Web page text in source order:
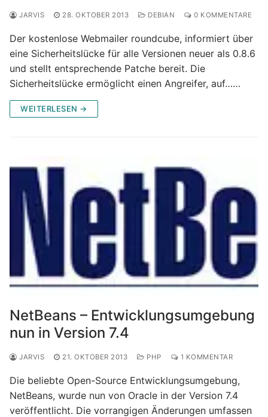
JARVIS 28. OKTOBER 2013 DEBIAN 0 KOMMENTARE
Der kostenlose Webmailer roundcube, informiert über
eine Sicherheitslücke für alle Versionen neuer als 0.8.6
und stellt entsprechende Patche bereit. Die
Sicherheitslücke ermöglicht einen Angreifer, auf……
WEITERLESEN →
NetBeans – Entwicklungsumgebung
nun in Version 7.4
JARVIS 21. OKTOBER 2013 PHP 1 KOMMENTAR
Die beliebte Open-Source Entwicklungsumgebung,
NetBeans, wurde nun von Oracle in der Version 7.4
veröffentlicht. Die vorrangigen Änderungen umfassen